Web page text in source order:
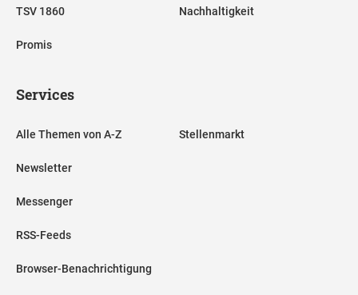
TSV 1860
Promis
Nachhaltigkeit
Services
Alle Themen von A-Z
Newsletter
Messenger
RSS-Feeds
Browser-Benachrichtigung
Stellenmarkt